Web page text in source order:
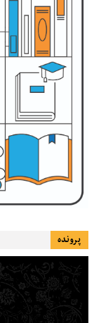
پرونده